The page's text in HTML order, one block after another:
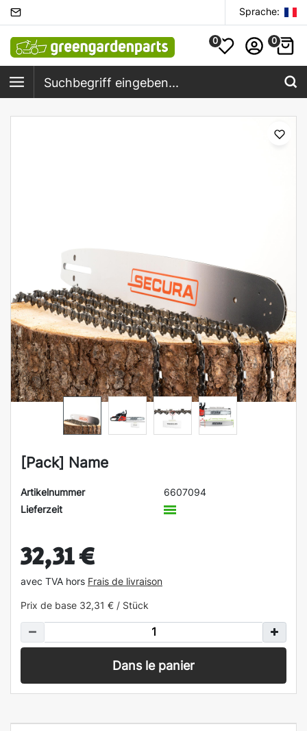
Sprache:
0 0
[Pack] Name
Artikelnummer
6607094
Lieferzeit
32,31 €
avec TVA hors Frais de livraison
Prix de base 32,31 € / Stück
Dans le panier